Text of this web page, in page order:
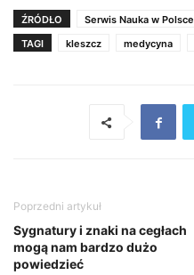
ŹRÓDŁO
Serwis Nauka w Polsce
TAGI
kleszcz medycyna
Poprzedni artykuł
Sygnatury i znaki na cegłach
mogą nam bardzo dużo
powiedzieć